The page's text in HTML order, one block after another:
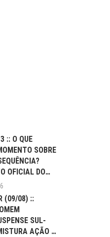
:: O QUE
SOBRE
OFICIAL DO
(09/08) ::
SUL-
AÇÃO E